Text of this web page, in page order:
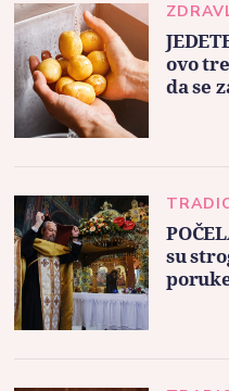
ovo
da se
su